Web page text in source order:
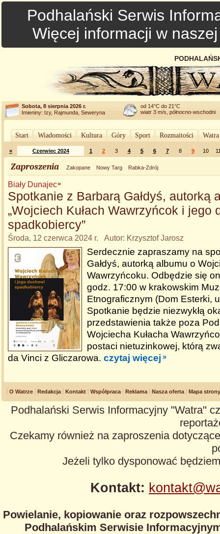
Podhalański Serwis
Więcej informacji w
Sobota, 8 sierpnia 2026 r.
Imieniny: Izy, Rajmunda, Seweryna
od 14°C do 21°C
wiatr 3 m/s, północno-wschodni
Start Wiadomości Kultura Góry Sport Rozmaitości
« Czerwiec 2024 1 2 3 4 5 6 7 8 9 10
Zaproszenia Zakopane Nowy Targ Rabka-Zdrój
Biały Dunajec
Spotkanie z Barbarą Gałdyś, autorką
„Wojciech Kułach Wawrzyńcok i jego
spadkobiercy”
Środa, 12 czerwca 2024 r. Autor: Krzysztof Jarosz
Serdecznie zapraszamy na
Gałdyś, autorką albumu o
Wawrzyńcoku. Odbędzie się
godz. 17:00 w krakowskim
Etnograficznym (Dom Esterki,
Spotkanie będzie niezwykłą
przedstawienia także poza
Wojciecha Kułacha
postaci nietuzinkowej, którą
da Vinci z Gliczarowa. czytaj więcej
O Watrze Redakcja Kontakt Współpraca Reklama Nasza oferta Mapa strony
Podhalański Serwis Informacyjny "Watra"
Czekamy również na zaproszenia
Jeżeli tylko dysponować
Kontakt:
Powielanie, kopiowanie oraz
Podhalańskim Serwisie